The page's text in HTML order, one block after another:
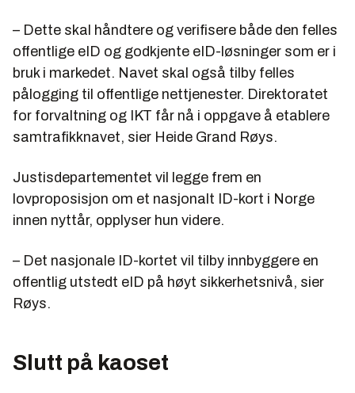
– Dette skal håndtere og verifisere både den felles
offentlige eID og godkjente eID-løsninger som er i
bruk i markedet. Navet skal også tilby felles
pålogging til offentlige nettjenester. Direktoratet
for forvaltning og IKT får nå i oppgave å etablere
samtrafikknavet, sier Heide Grand Røys.
Justisdepartementet vil legge frem en
lovproposisjon om et nasjonalt ID-kort i Norge
innen nyttår, opplyser hun videre.
– Det nasjonale ID-kortet vil tilby innbyggere en
offentlig utstedt eID på høyt sikkerhetsnivå, sier
Røys.
Slutt på kaoset